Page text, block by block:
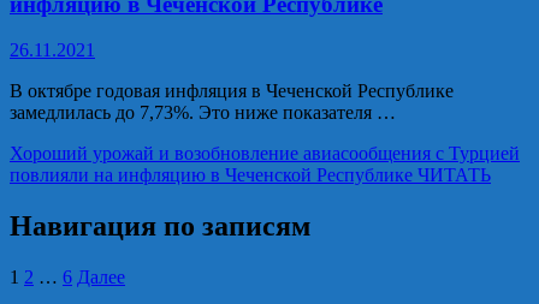
26.11.2021
В октябре годовая инфляция в Чеченской Республике
замедлилась до 7,73%. Это ниже показателя …
Хороший урожай и возобновление авиасообщения с Турцией
повлияли на инфляцию в Чеченской Республике ЧИТАТЬ
Навигация по записям
1 2 … 6 Далее